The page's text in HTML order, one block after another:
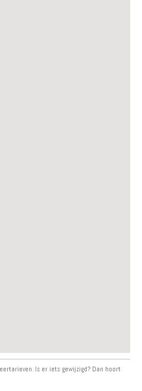
Is er iets gewijzigd? Dan hoort